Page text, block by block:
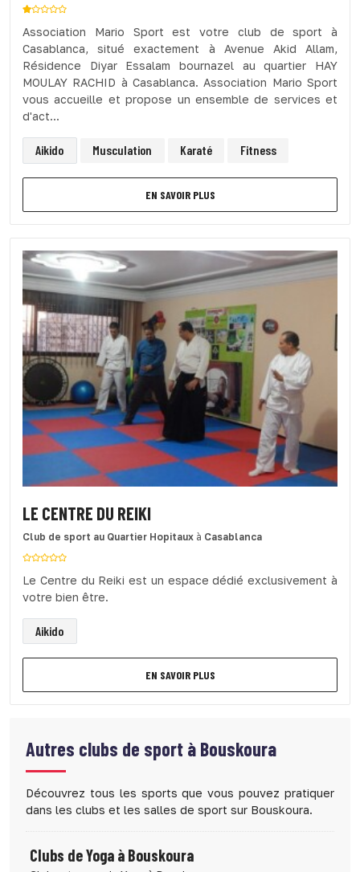
Association Mario Sport est votre club de sport à
Casablanca, situé exactement à Avenue Akid Allam,
Résidence Diyar Essalam bournazel au quartier HAY
MOULAY RACHID à Casablanca. Association Mario Sport
vous accueille et propose un ensemble de services et
d'act...
Aikido Musculation Karaté Fitness
EN SAVOIR PLUS
LE CENTRE DU REIKI
Club de sport au Quartier Hopitaux à Casablanca
Le Centre du Reiki est un espace dédié exclusivement à
votre bien être.
Aikido
EN SAVOIR PLUS
Autres clubs de sport à Bouskoura
Découvrez tous les sports que vous pouvez pratiquer
dans les clubs et les salles de sport sur Bouskoura.
Clubs de Yoga à Bouskoura